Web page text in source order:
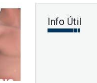
Info Útil